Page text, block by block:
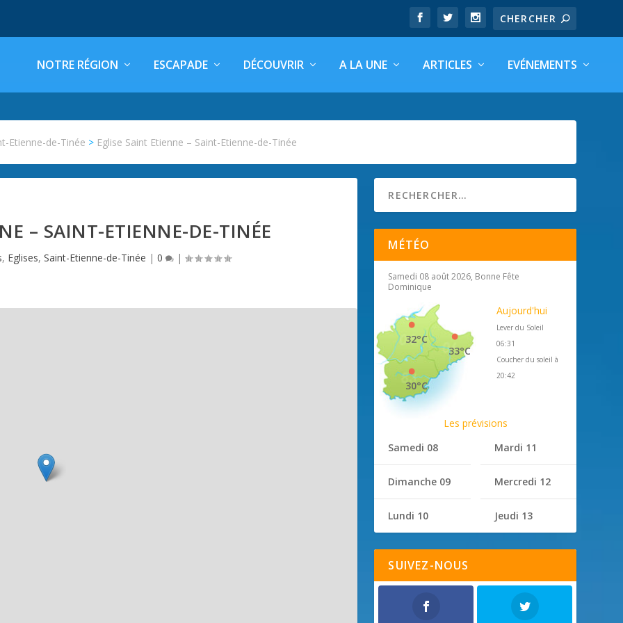
NOTRE RÉGION ESCAPADE DÉCOUVRIR A LA UNE ARTICLES EVÉNEMENTS
Etienne-de-Tinée > Eglise Saint Etienne – Saint-Etienne-de-Tinée
– SAINT-ETIENNE-DE-TINÉE
, Eglises,Saint-Etienne-de-Tinée |0 |
MÉTÉO
Samedi 08 août 2026, Bonne Fête
Dominique
33°C
32°C
30°C
Aujourd'hui
Lever du Soleil
06:31
Coucher du soleil à
20:42
Les prévisions
Samedi 08
Dimanche 09
Lundi 10
Mardi 11
Mercredi 12
Jeudi 13
SUIVEZ-NOUS